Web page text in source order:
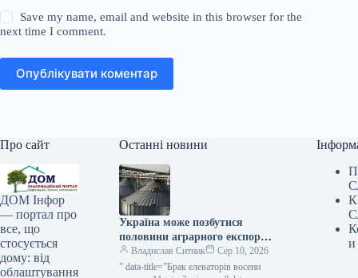
Save my name, email and website in this browser for the
next time I comment.
Опублікувати коментар
Про сайт
ДОМ Інфор
— портал про
все, що
стосується
дому: від
облаштування
Останні новини
Україна може позбутися
половини аграрного експорту
внаслідок атак на порти —
КУРКУЛЬ
Владислав Ситник
Сер 10, 2026
” data-title=”Брак елеваторів восени
и